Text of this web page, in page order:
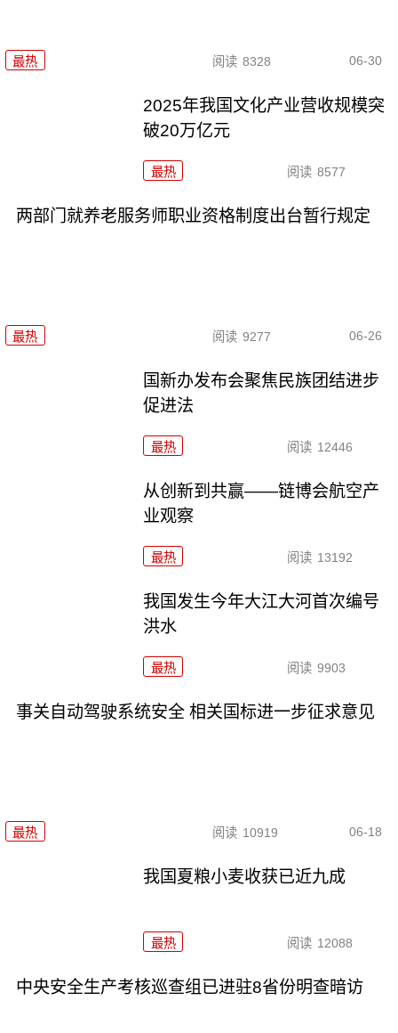
最热 阅读 8328 06-30
2025年我国文化产业营收规模突
破20万亿元
最热 阅读 8577
两部门就养老服务师职业资格制度出台暂行规定
最热 阅读 9277 06-26
国新办发布会聚焦民族团结进步
促进法
最热 阅读 12446
从创新到共赢——链博会航空产
业观察
最热 阅读 13192
我国发生今年大江大河首次编号
洪水
最热 阅读 9903
事关自动驾驶系统安全 相关国标进一步征求意见
最热 阅读 10919 06-18
我国夏粮小麦收获已近九成
最热 阅读 12088
中央安全生产考核巡查组已进驻8省份明查暗访